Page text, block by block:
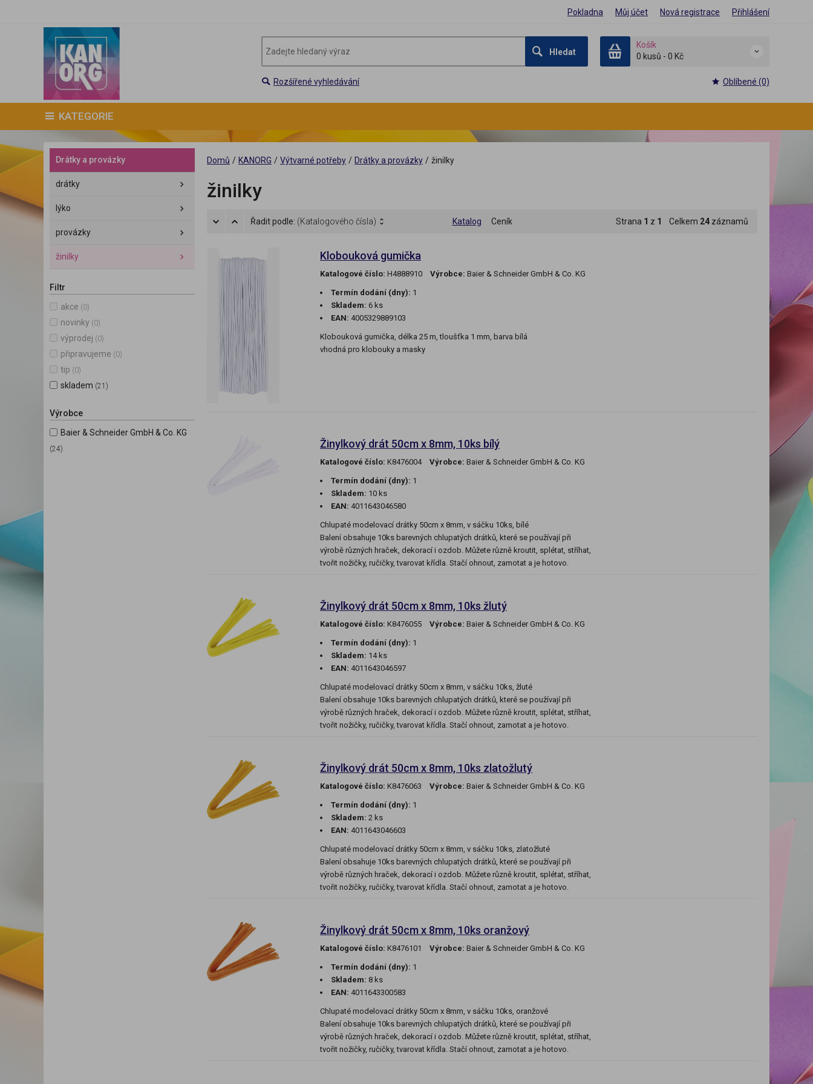
Pokladna Můj účet Nová registrace Přihlášení
Hledat
Košík
0 kusů - 0 Kč
Rozšířené vyhledávání Oblíbené (0)
KATEGORIE
Drátky a provázky
drátky
lýko
provázky
žinilky
Filtr
akce (0)
novinky (0)
výprodej (0)
připravujeme (0)
tip (0)
skladem (21)
Výrobce
Baier & Schneider GmbH & Co. KG
(24)
Domů / KANORG / Výtvarné potřeby / Drátky a provázky / žinilky
žinilky
Řadit podle: (Katalogového čísla) Katalog Ceník Strana 1 z 1 Celkem 24 záznamů
Klobouková gumička
Katalogové číslo: H4888910 Výrobce: Baier & Schneider GmbH & Co. KG
Termín dodání (dny): 1
Skladem: 6 ks
EAN: 4005329889103
Klobouková gumička, délka 25 m, tloušťka 1 mm, barva bílá
vhodná pro klobouky a masky
Žinylkový drát 50cm x 8mm, 10ks bílý
Katalogové číslo: K8476004 Výrobce: Baier & Schneider GmbH & Co. KG
Termín dodání (dny): 1
Skladem: 10 ks
EAN: 4011643046580
Chlupaté modelovací drátky 50cm x 8mm, v sáčku 10ks, bílé
Balení obsahuje 10ks barevných chlupatých drátků, které se používají při
výrobě různých hraček, dekorací i ozdob. Můžete různě kroutit, splétat, stříhat,
tvořit nožičky, ručičky, tvarovat křídla. Stačí ohnout, zamotat a je hotovo.
Žinylkový drát 50cm x 8mm, 10ks žlutý
Katalogové číslo: K8476055 Výrobce: Baier & Schneider GmbH & Co. KG
Termín dodání (dny): 1
Skladem: 14 ks
EAN: 4011643046597
Chlupaté modelovací drátky 50cm x 8mm, v sáčku 10ks, žluté
Balení obsahuje 10ks barevných chlupatých drátků, které se používají při
výrobě různých hraček, dekorací i ozdob. Můžete různě kroutit, splétat, stříhat,
tvořit nožičky, ručičky, tvarovat křídla. Stačí ohnout, zamotat a je hotovo.
Žinylkový drát 50cm x 8mm, 10ks zlatožlutý
Katalogové číslo: K8476063 Výrobce: Baier & Schneider GmbH & Co. KG
Termín dodání (dny): 1
Skladem: 2 ks
EAN: 4011643046603
Chlupaté modelovací drátky 50cm x 8mm, v sáčku 10ks, zlatožluté
Balení obsahuje 10ks barevných chlupatých drátků, které se používají při
výrobě různých hraček, dekorací i ozdob. Můžete různě kroutit, splétat, stříhat,
tvořit nožičky, ručičky, tvarovat křídla. Stačí ohnout, zamotat a je hotovo.
Žinylkový drát 50cm x 8mm, 10ks oranžový
Katalogové číslo: K8476101 Výrobce: Baier & Schneider GmbH & Co. KG
Termín dodání (dny): 1
Skladem: 8 ks
EAN: 4011643300583
Chlupaté modelovací drátky 50cm x 8mm, v sáčku 10ks, oranžové
Balení obsahuje 10ks barevných chlupatých drátků, které se používají při
výrobě různých hraček, dekorací i ozdob. Můžete různě kroutit, splétat, stříhat,
tvořit nožičky, ručičky, tvarovat křídla. Stačí ohnout, zamotat a je hotovo.